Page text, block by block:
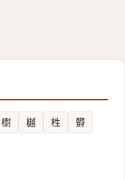
㯹 樾 栍
欎